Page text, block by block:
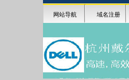
网站导航 域名注册